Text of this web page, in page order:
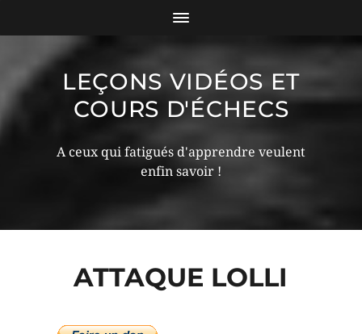
LEÇONS VIDÉOS ET
COURS D'ÉCHECS
A ceux qui fatigués d'apprendre veulent
enfin savoir !
ATTAQUE LOLLI